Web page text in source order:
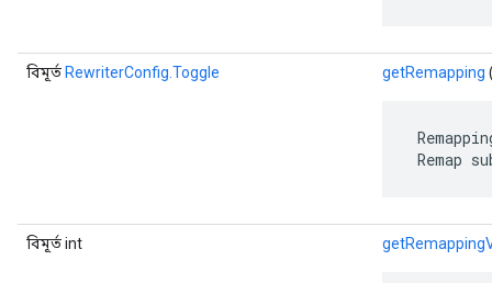
বিমূর্ত RewriterConfig.Toggle getRemapping
Remap
বিমূর্ত int